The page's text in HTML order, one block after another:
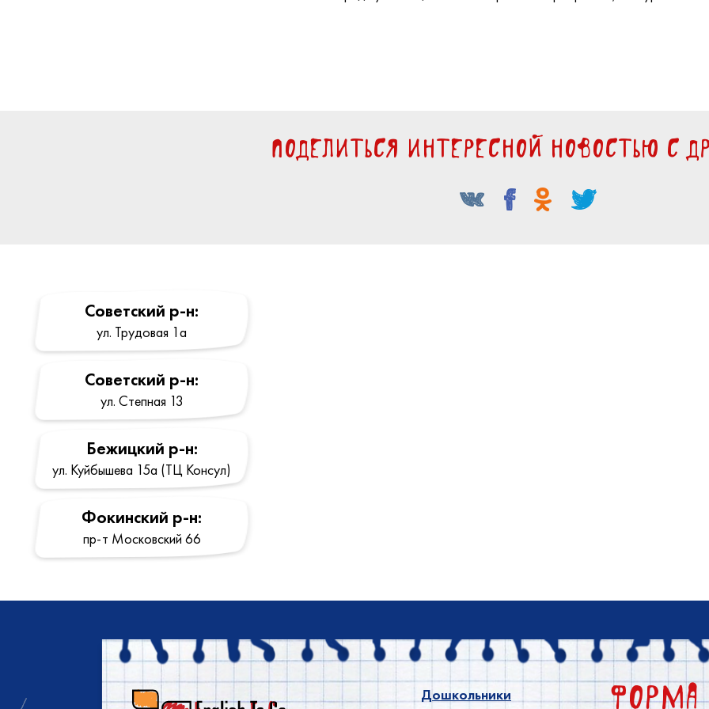
Поделиться интересной новостью с
Cоветский р-н:
ул. Трудовая 1a
Cоветский р-н:
ул. Степная 13
Бежицкий р-н:
ул. Куйбышева 15a (ТЦ Консул)
Фокинский р-н:
пр-т Московский 66
Дошкольники